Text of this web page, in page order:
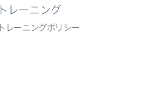
トレーニング
トレーニングポリシー